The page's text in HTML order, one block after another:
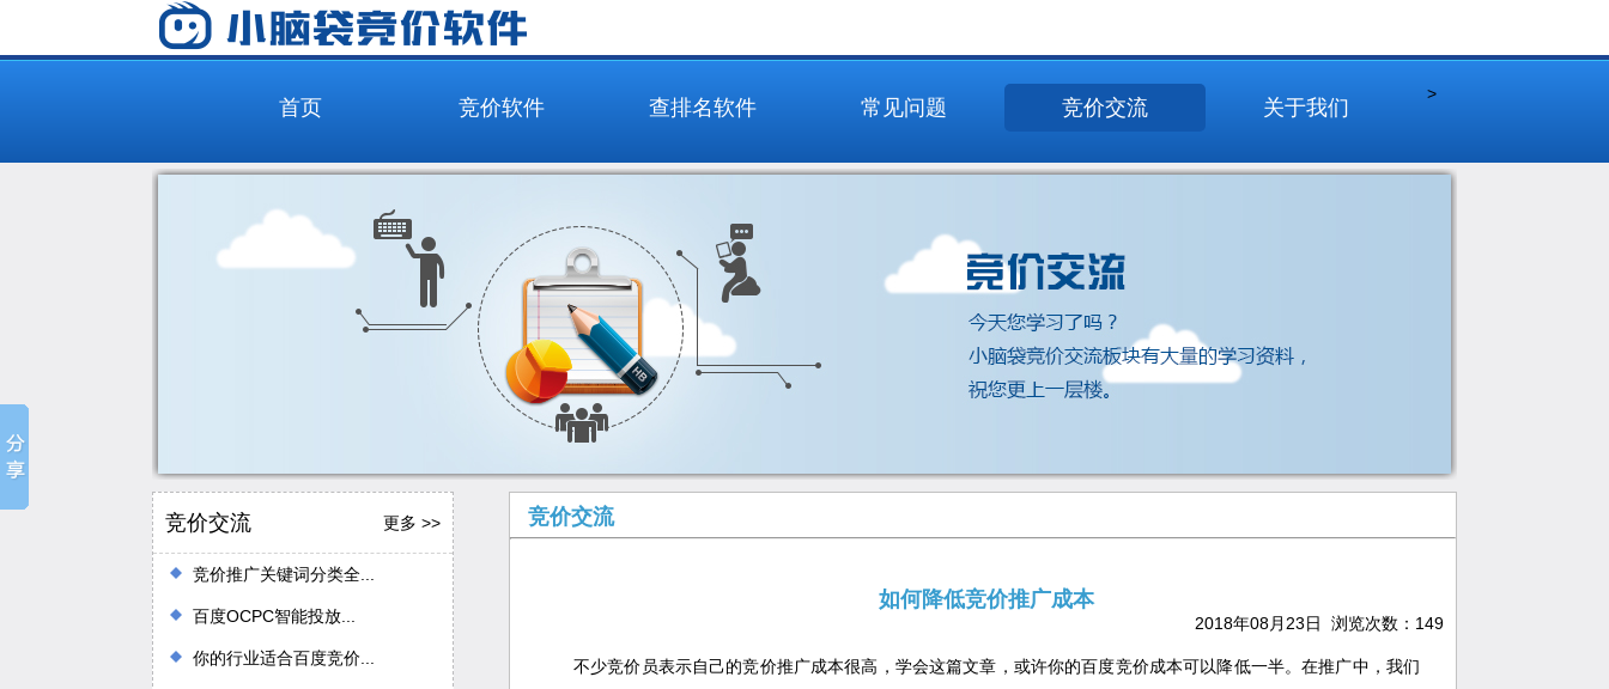
首页 竞价软件 查排名软件
>
常见问题 竞价交流 关于我们
竞价交流 更多 >>
竞价推广关键词分类全...
百度OCPC智能投放...
你的行业适合百度竞价...
竞价交流
如何降低竞价推广成本
2018年08月23日 浏览次数： 149
不少竞价员表示自己的竞价推广成本很高，学会这篇文章，或许你的百度竞价成本可以降低一半。在推广中，我们